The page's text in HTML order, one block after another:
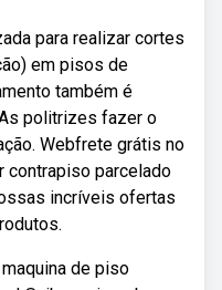
para realizar cortes
em pisos de
também é
politrizes fazer o
Webfrete grátis no
contrapiso parcelado
incríveis ofertas
de piso